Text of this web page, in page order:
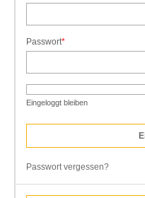
Pflichtfeld
Passwort*
Pflichtfeld
Eingeloggt bleiben
Passwort vergessen?